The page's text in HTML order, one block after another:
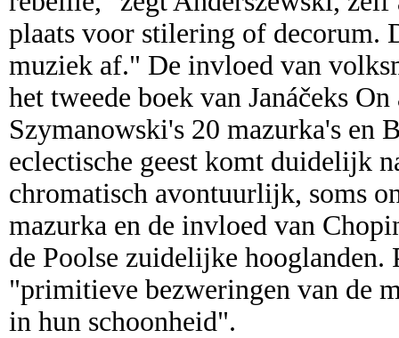
plaats voor stilering of decorum.
muziek af." De invloed van
het tweede boek van Janáčeks
Szymanowski's 20 mazurka's en
eclectische geest komt duidelijk
chromatisch avontuurlijk, soms
mazurka en de invloed van
de Poolse zuidelijke
"primitieve bezweringen van de
in hun schoonheid".